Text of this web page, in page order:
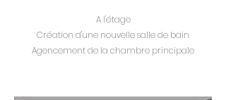
A l'étage
Création d'une nouvelle salle de bain
Agencement de la chambre principale